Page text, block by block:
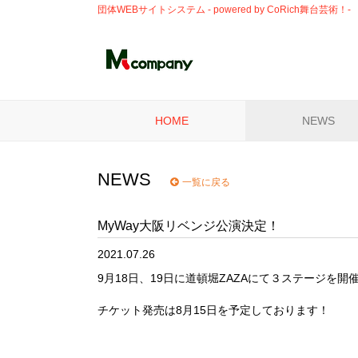
団体WEBサイトシステム - powered by CoRich舞台芸術！-
HOME NEWS
NEWS 一覧に戻る
MyWay大阪リベンジ公演決定！
2021.07.26
9月18日、19日に道頓堀ZAZAにて３ステージを開催
チケット発売は8月15日を予定しております！